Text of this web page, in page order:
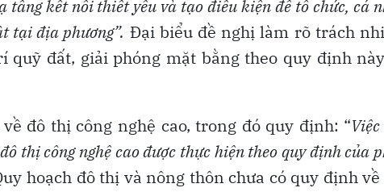
tầng kết nối thiết yếu và tạo điều kiện để tổ chức, cá
tại địa phương”. Đại biểu đề nghị làm rõ trách
quỹ đất, giải phóng mặt bằng theo quy định
đô thị công nghệ cao, trong đó quy định: “
thị công nghệ cao được thực hiện theo quy định của
hoạch đô thị và nông thôn chưa có quy định về